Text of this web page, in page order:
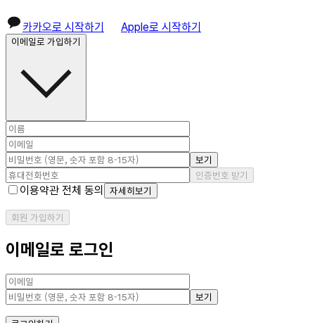
카카오로 시작하기 Apple로 시작하기
이메일로 가입하기
보기
인증번호 받기
이용약관 전체 동의 자세히보기
회원 가입하기
이메일로 로그인
보기